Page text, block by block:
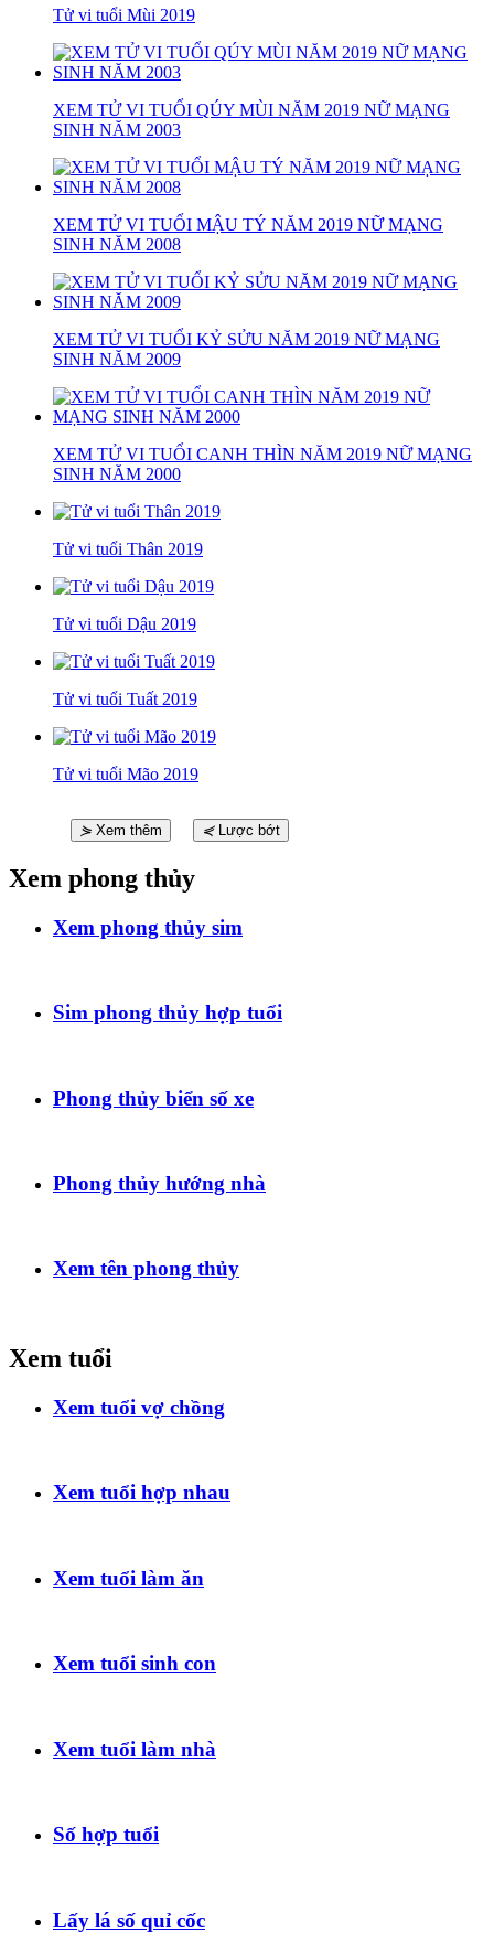
Tử vi tuổi Mùi 2019
XEM TỬ VI TUỔI QÚY MÙI NĂM 2019 NỮ MẠNG
SINH NĂM 2003
XEM TỬ VI TUỔI MẬU TÝ NĂM 2019 NỮ MẠNG
SINH NĂM 2008
XEM TỬ VI TUỔI KỶ SỬU NĂM 2019 NỮ MẠNG
SINH NĂM 2009
XEM TỬ VI TUỔI CANH THÌN NĂM 2019 NỮ MẠNG
SINH NĂM 2000
Tử vi tuổi Thân 2019
Tử vi tuổi Dậu 2019
Tử vi tuổi Tuất 2019
Tử vi tuổi Mão 2019
⋟ Xem thêm ⋞ Lược bớt
Xem phong thủy
Xem phong thủy sim
Sim phong thủy hợp tuổi
Phong thủy biển số xe
Phong thủy hướng nhà
Xem tên phong thủy
Xem tuổi
Xem tuổi vợ chồng
Xem tuổi hợp nhau
Xem tuổi làm ăn
Xem tuổi sinh con
Xem tuổi làm nhà
Số hợp tuổi
Lấy lá số quỉ cốc